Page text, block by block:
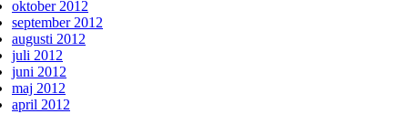
oktober 2012
september 2012
augusti 2012
juli 2012
juni 2012
maj 2012
april 2012